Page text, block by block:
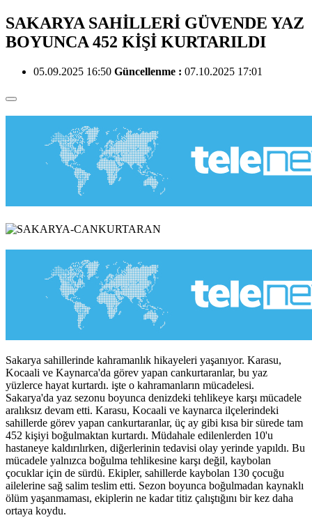
SAKARYA SAHİLLERİ GÜVENDE YAZ
BOYUNCA 452 KİŞİ KURTARILDI
05.09.2025 16:50 Güncellenme : 07.10.2025 17:01
Sakarya sahillerinde kahramanlık hikayeleri yaşanıyor. Karasu,
Kocaali ve Kaynarca'da görev yapan cankurtaranlar, bu yaz
yüzlerce hayat kurtardı. işte o kahramanların mücadelesi.
Sakarya'da yaz sezonu boyunca denizdeki tehlikeye karşı mücadele
aralıksız devam etti. Karasu, Kocaali ve kaynarca ilçelerindeki
sahillerde görev yapan cankurtaranlar, üç ay gibi kısa bir sürede tam
452 kişiyi boğulmaktan kurtardı. Müdahale edilenlerden 10'u
hastaneye kaldırılırken, diğerlerinin tedavisi olay yerinde yapıldı. Bu
mücadele yalnızca boğulma tehlikesine karşı değil, kaybolan
çocuklar için de sürdü. Ekipler, sahillerde kaybolan 130 çocuğu
ailelerine sağ salim teslim etti. Sezon boyunca boğulmadan kaynaklı
ölüm yaşanmaması, ekiplerin ne kadar titiz çalıştığını bir kez daha
ortaya koydu.